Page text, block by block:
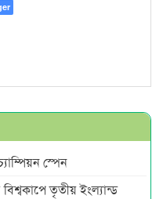
স্পেন
বিশ্বকাপে তৃতীয় ইংল্যান্ড